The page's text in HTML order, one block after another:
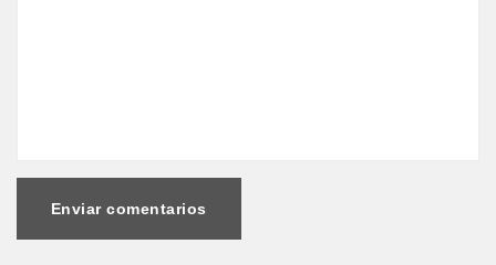
Enviar comentarios